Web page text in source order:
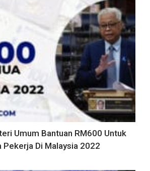
Umum Bantuan RM600 Untuk
Pekerja Di Malaysia 2022